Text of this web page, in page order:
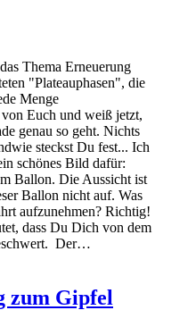
Thema Erneuerung
"Plateauphasen", die
Menge
Euch und weiß jetzt,
genau so geht. Nichts
steckst Du fest... Ich
schönes Bild dafür:
Ballon. Die Aussicht ist
Ballon nicht auf. Was
aufzunehmen? Richtig!
dass Du Dich von dem
Der…
zum Gipfel